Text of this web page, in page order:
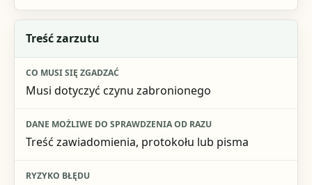
Treść zarzutu
Musi dotyczyć czynu zabronionego
Treść zawiadomienia, protokołu lub pisma